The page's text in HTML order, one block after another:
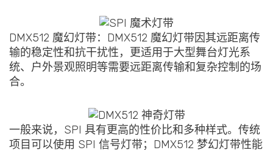
DMX512 魔幻灯带：DMX512 魔幻灯带因其远距离传
输的稳定性和抗干扰性，更适用于大型舞台灯光系
统、户外景观照明等需要远距离传输和复杂控制的场
合。
一般来说，SPI 具有更高的性价比和多种样式。传统
项目可以使用 SPI 信号灯带；DMX512 梦幻灯带性能